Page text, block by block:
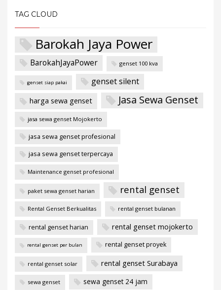
TAG CLOUD
Barokah Jaya Power
BarokahJayaPower genset 100 kva
genset siap pakai genset silent
harga sewa genset Jasa Sewa Genset
jasa sewa genset Mojokerto
jasa sewa genset profesional
jasa sewa genset terpercaya
Maintenance genset profesional
paket sewa genset harian rental genset
Rental Genset Berkualitas rental genset bulanan
rental genset harian rental genset mojokerto
rental genset per bulan rental genset proyek
rental genset solar rental genset Surabaya
sewa genset sewa genset 24 jam